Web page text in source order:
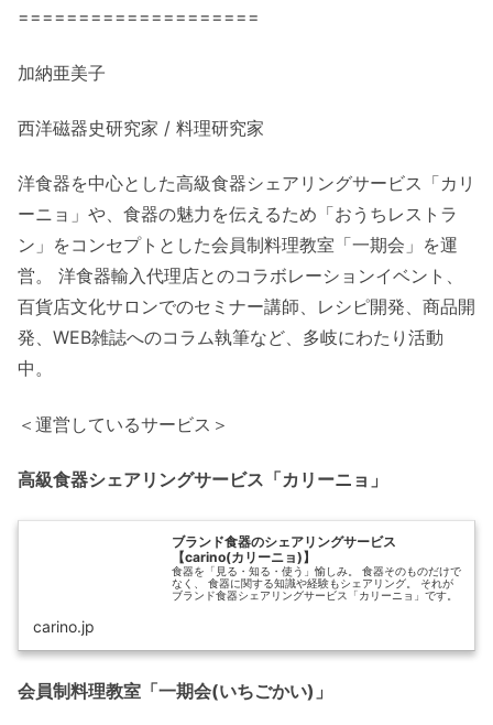
====================
加納亜美子
西洋磁器史研究家 / 料理研究家
洋食器を中心とした高級食器シェアリングサービス「カリ
ーニョ」や、食器の魅力を伝えるため「おうちレストラ
ン」をコンセプトとした会員制料理教室「一期会」を運
営。 洋食器輸入代理店とのコラボレーションイベント、
百貨店文化サロンでのセミナー講師、レシピ開発、商品開
発、WEB雑誌へのコラム執筆など、多岐にわたり活動
中。
＜運営しているサービス＞
高級食器シェアリングサービス「カリーニョ」
ブランド食器のシェアリングサービス
【carino(カリーニョ)】
食器を「見る・知る・使う」愉しみ。 食器そのものだけで
なく、 食器に関する知識や経験もシェアリング。 それが
ブランド食器シェアリングサービス「カリーニョ」です。
carino.jp
会員制料理教室「一期会(いちごかい)」